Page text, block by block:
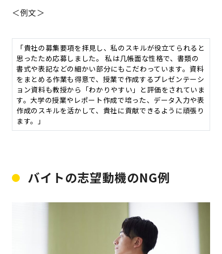
＜例文＞
「貴社の募集要項を拝見し、私のスキルが役立てられると
思ったため応募しました。 私は几帳面な性格で、書類の
書式や表記などの細かい部分にもこだわっています。資料
をまとめる作業も得意で、授業で作成するプレゼンテーシ
ョン資料も教授から「わかりやすい」と評価をされていま
す。大学の授業やレポート作成で培った、データ入力や表
作成のスキルを活かして、貴社に貢献できるように頑張り
ます。」
バイトの志望動機のNG例